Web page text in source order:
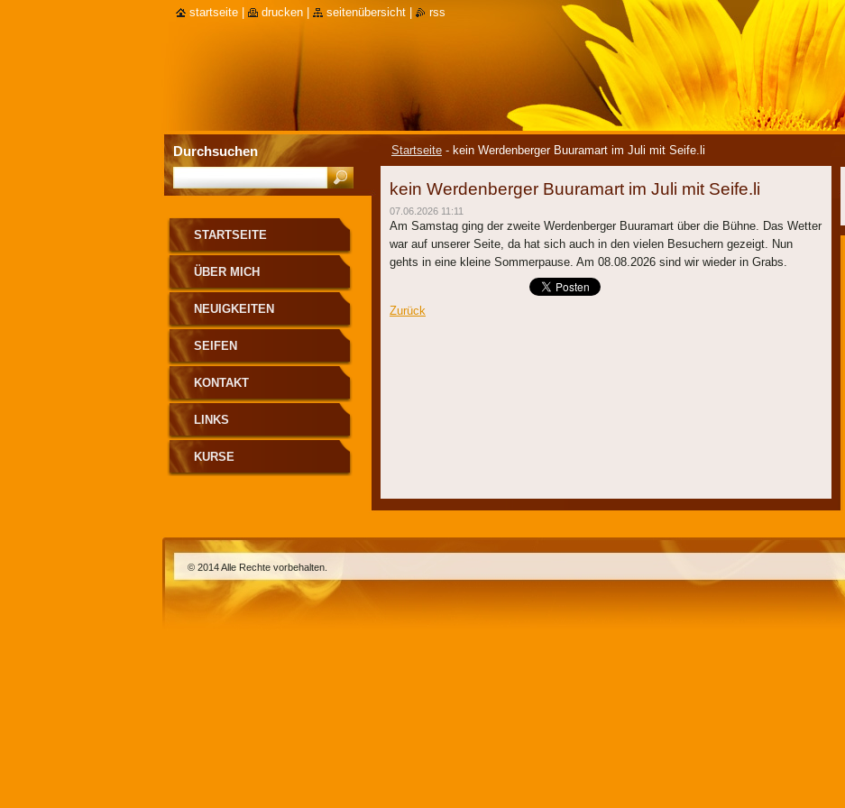
Startseite - kein Werdenberger Buuramart im Juli mit Seife.li
kein Werdenberger Buuramart im Juli mit Seife.li
07.06.2026 11:11
Am Samstag ging der zweite Werdenberger Buuramart über die Bühne. Das Wetter
war auf unserer Seite, da hat sich auch in den vielen Besuchern gezeigt. Nun
gehts in eine kleine Sommerpause. Am 08.08.2026 sind wir wieder in Grabs.
Zurück
STARTSEITE
ÜBER MICH
NEUIGKEITEN
SEIFEN
KONTAKT
LINKS
KURSE
Durchsuchen
startseite drucken seitenübersicht rss
© 2014 Alle Rechte vorbehalten.